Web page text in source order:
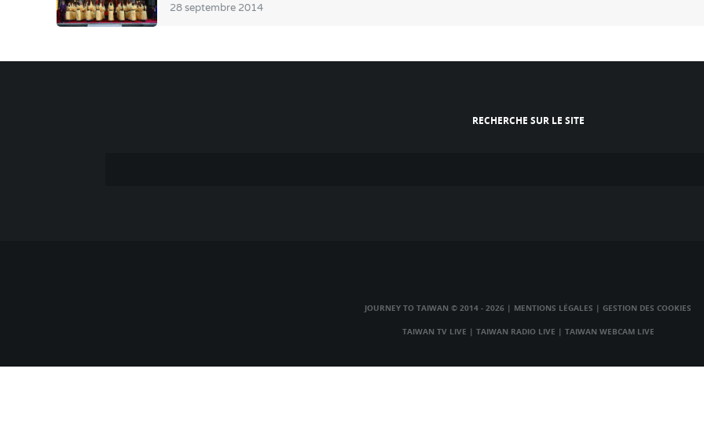
28 septembre 2014
RECHERCHE SUR LE SITE
JOURNEY TO TAIWAN © 2014 - 2026 | MENTIONS LÉGALES | GESTION DES COOKIES
TAIWAN TV LIVE | TAIWAN RADIO LIVE | TAIWAN WEBCAM LIVE